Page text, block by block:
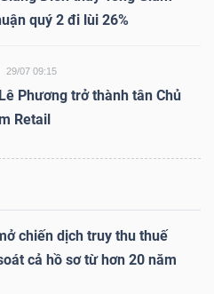
quý 2 đi lùi 26%
29/07 09:15
Phương trở thành tân Chủ
Retail
chiến dịch truy thu thuế
cả hồ sơ từ hơn 20 năm